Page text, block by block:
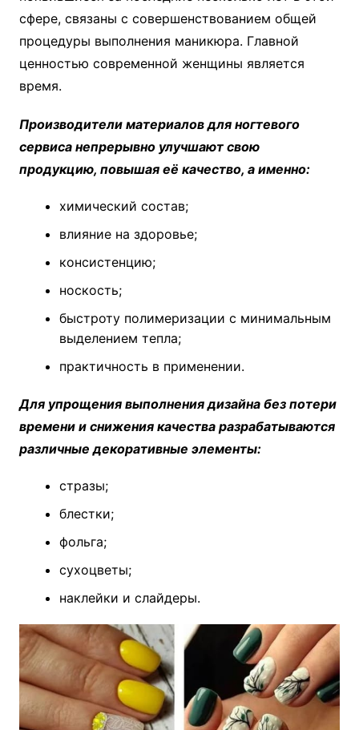
сфере, связаны с совершенствованием общей
процедуры выполнения маникюра. Главной
ценностью современной женщины является
время.
Производители материалов для ногтевого
сервиса непрерывно улучшают свою
продукцию, повышая её качество, а именно:
химический состав;
влияние на здоровье;
консистенцию;
носкость;
быстроту полимеризации с минимальным
выделением тепла;
практичность в применении.
Для упрощения выполнения дизайна без потери
времени и снижения качества разрабатываются
различные декоративные элементы:
стразы;
блестки;
фольга;
сухоцветы;
наклейки и слайдеры.